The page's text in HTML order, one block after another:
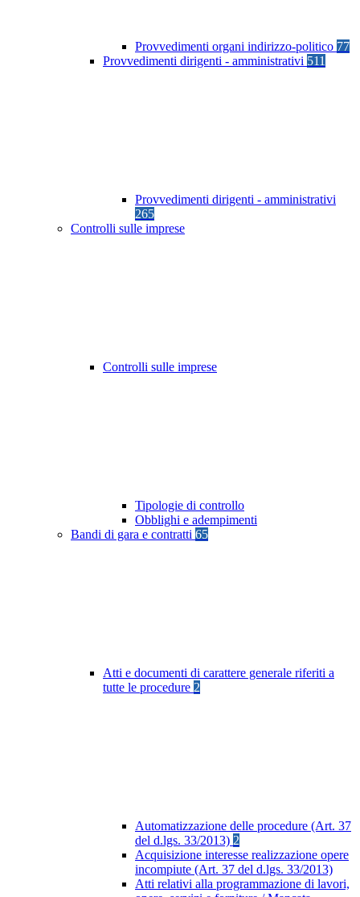
Provvedimenti organi indirizzo-politico 77
Provvedimenti dirigenti - amministrativi 511
Provvedimenti dirigenti - amministrativi
265
Controlli sulle imprese
Controlli sulle imprese
Tipologie di controllo
Obblighi e adempimenti
Bandi di gara e contratti 65
Atti e documenti di carattere generale riferiti a
tutte le procedure 2
Automatizzazione delle procedure (Art. 37
del d.lgs. 33/2013) 2
Acquisizione interesse realizzazione opere
incompiute (Art. 37 del d.lgs. 33/2013)
Atti relativi alla programmazione di lavori,